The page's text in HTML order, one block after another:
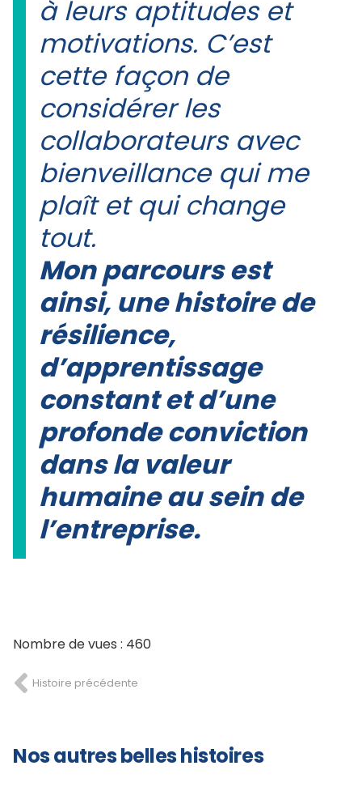
à leurs aptitudes et
motivations. C’est
cette façon de
considérer les
collaborateurs avec
bienveillance qui me
plaît et qui change
tout.
Mon parcours est
ainsi, une histoire de
résilience,
d’apprentissage
constant et d’une
profonde conviction
dans la valeur
humaine au sein de
l’entreprise.
Nombre de vues : 460
Histoire précédente
Nos autres belles histoires